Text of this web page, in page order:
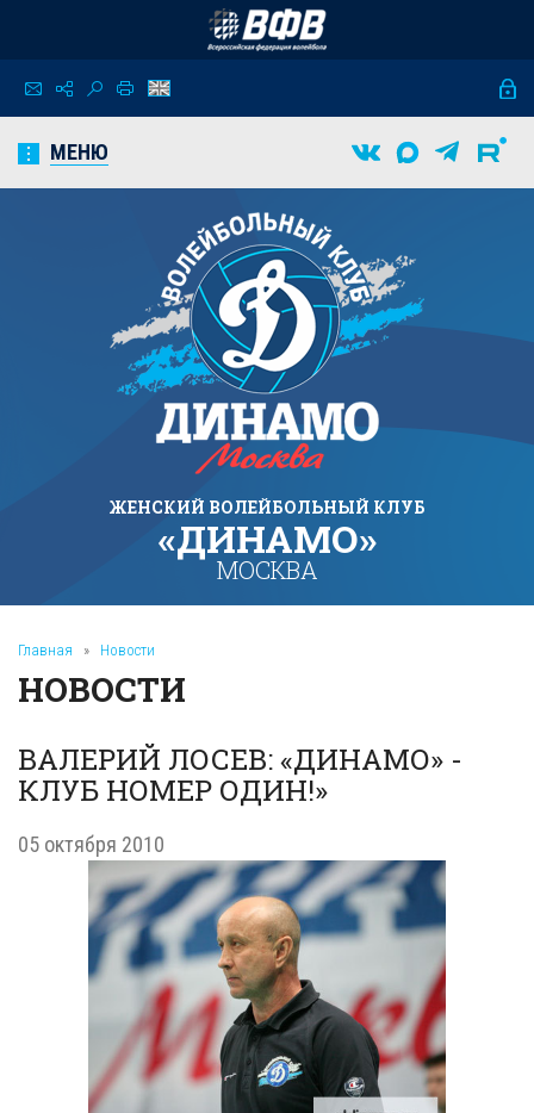
МЕНЮ
ЖЕНСКИЙ ВОЛЕЙБОЛЬНЫЙ КЛУБ
«ДИНАМО»
МОСКВА
Главная » Новости
НОВОСТИ
ВАЛЕРИЙ ЛОСЕВ: «ДИНАМО» -
КЛУБ НОМЕР ОДИН!»
05 октября 2010